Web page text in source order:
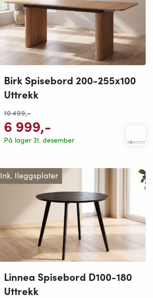
Birk Spisebord 200-255x100
Uttrekk
10 499,-
6 999,-
På lager 31. desember
Ink. Ileggsplater
Linnea Spisebord D100-180
Uttrekk